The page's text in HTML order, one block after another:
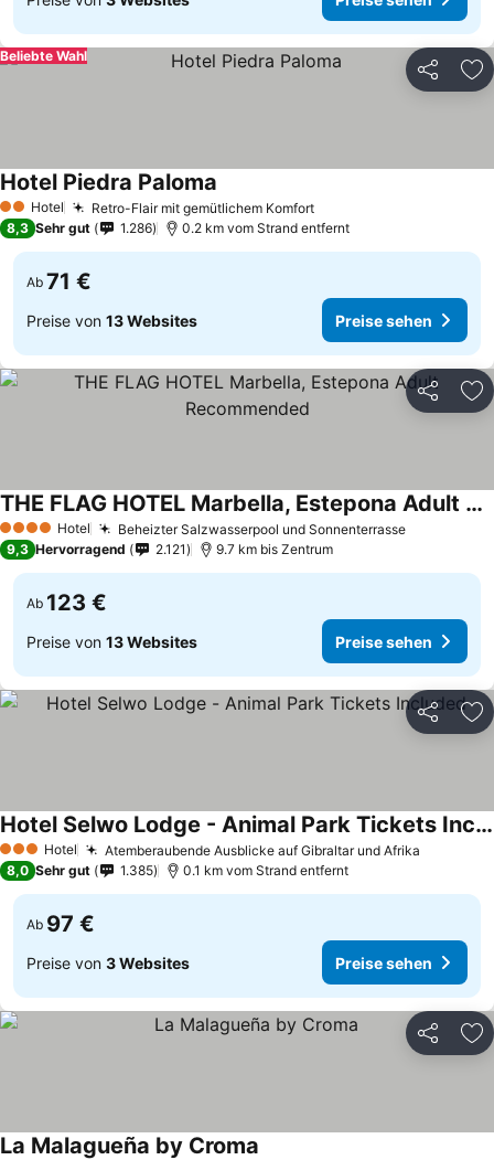
Teilen
Beliebte Wahl
2 Sterne
Hotel Retro-Flair mit gemütlichem Komfort
Hotel Piedra Paloma
8,3 Sehr gut 1.286 0.2 km vom Strand entfernt
Ab 71 €
Preise von 13 Websites Preise sehen
Teilen
4 Sterne Hotel Beheizter Salzwasserpool und Sonnenterrasse
THE FLAG HOTEL Marbella, Estepona Adult Recommended
9,3 Hervorragend 2.121 9.7 km bis Zentrum
Ab 123 €
Preise von 13 Websites Preise sehen
Teilen
3 SterneHotel Atemberaubende Ausblicke auf Gibraltar und Afrika
Hotel Selwo Lodge - Animal Park Tickets Included
8,0 Sehr gut 1.385 0.1 km vom Strand entfernt
Ab 97 €
Preise von 3 Websites Preise sehen
Teilen
La Malagueña by Croma